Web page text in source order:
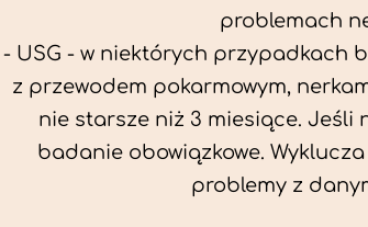
problemach
- USG - w niektórych przypadkach
z przewodem pokarmowym,
nie starsze niż 3 miesiące. Jeśli
badanie obowiązkowe.
problemy z